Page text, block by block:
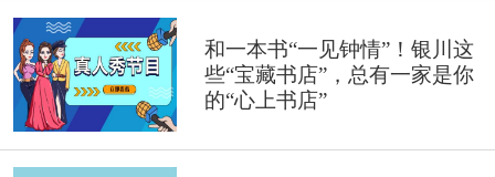
和一本书“一见钟情”！银川这
些“宝藏书店”，总有一家是你
的“心上书店”